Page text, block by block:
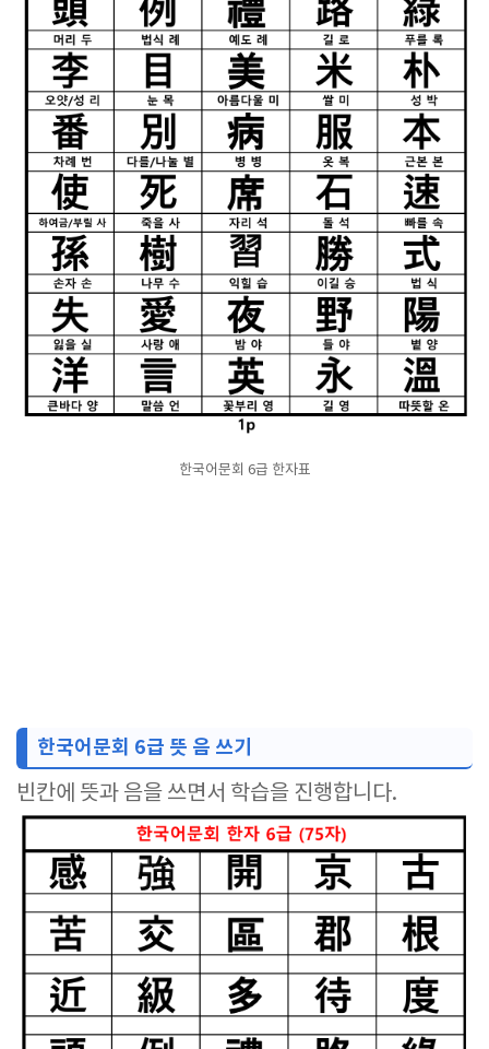
한국어문회 6급 한자표
한국어문회 6급 뜻 음 쓰기
빈칸에 뜻과 음을 쓰면서 학습을 진행합니다.